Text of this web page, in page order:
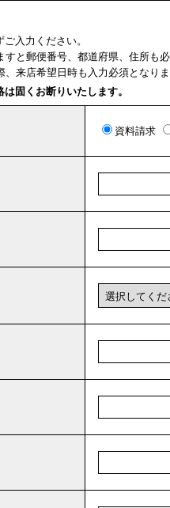
入力ください。
と郵便番号、都道府県、住所も必
来店希望日時も入力必須となりま
固くお断りいたします。
資料請求